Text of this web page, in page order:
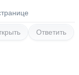
Ответить